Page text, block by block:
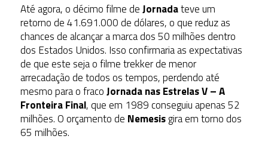
Até agora, o décimo filme deJornadateve um
retorno de 41.691.000 de dólares, o que reduz as
chances de alcançar a marca dos 50 milhões dentro
dos Estados Unidos. Isso confirmaria as expectativas
de que este seja o filme trekker de menor
arrecadação de todos os tempos, perdendo até
mesmo para o fracoJornada nas Estrelas V – A
Fronteira Final, que em 1989 conseguiu apenas 52
milhões. O orçamento de Nemesisgira em torno dos
65 milhões.